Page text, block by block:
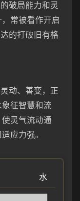
破局能力和灵
常被看作开启
的打破旧有格
动、善变，正
征智慧和流
灵气流动通
应力强。
水